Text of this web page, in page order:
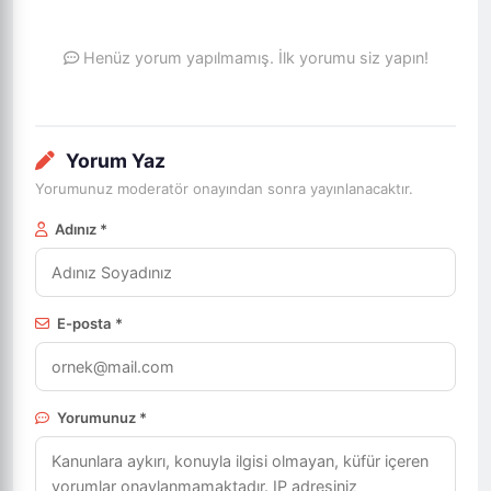
Henüz yorum yapılmamış. İlk yorumu siz yapın!
Yorum Yaz
Yorumunuz moderatör onayından sonra yayınlanacaktır.
Adınız *
E-posta *
Yorumunuz *